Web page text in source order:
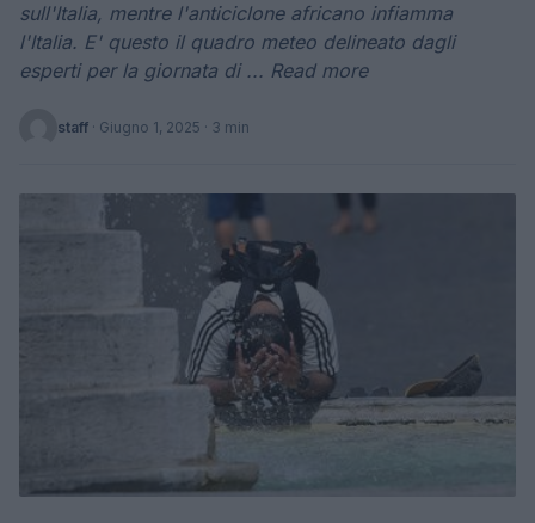
sull'Italia, mentre l'anticiclone africano infiamma
l'Italia. E' questo il quadro meteo delineato dagli
esperti per la giornata di ... Read more
staff · Giugno 1, 2025 · 3 min